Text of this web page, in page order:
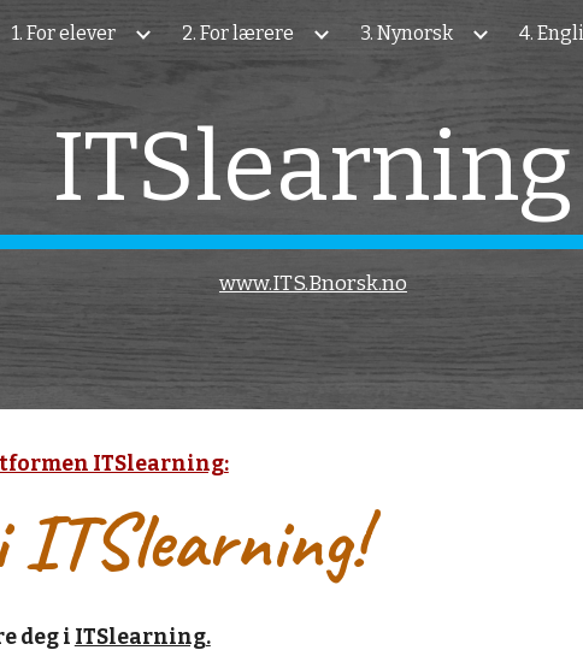
Skip to main content Skip to
1. For elever 2. For lærere 3. Nynorsk 4.
ITSlearning
www.ITS.Bnorsk.no
ITSlearning:
deg i ITSlearning.